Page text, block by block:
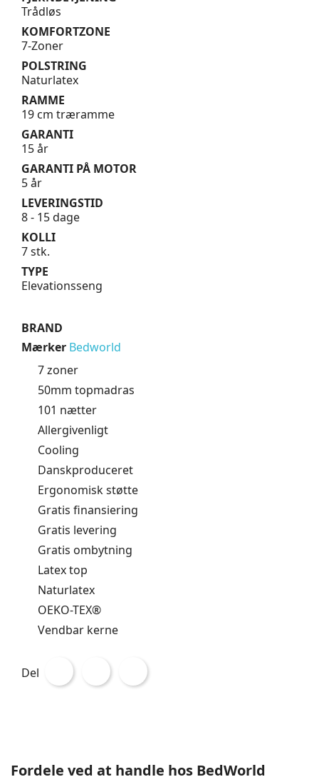
Trådløs
KOMFORTZONE
7-Zoner
POLSTRING
Naturlatex
RAMME
19 cm træramme
GARANTI
15 år
GARANTI PÅ MOTOR
5 år
LEVERINGSTID
8 - 15 dage
KOLLI
7 stk.
TYPE
Elevationsseng
BRAND
Mærker Bedworld
7 zoner
50mm topmadras
101 nætter
Allergivenligt
Cooling
Danskproduceret
Ergonomisk støtte
Gratis finansiering
Gratis levering
Gratis ombytning
Latex top
Naturlatex
OEKO-TEX®
Vendbar kerne
Del
Fordele ved at handle hos BedWorld